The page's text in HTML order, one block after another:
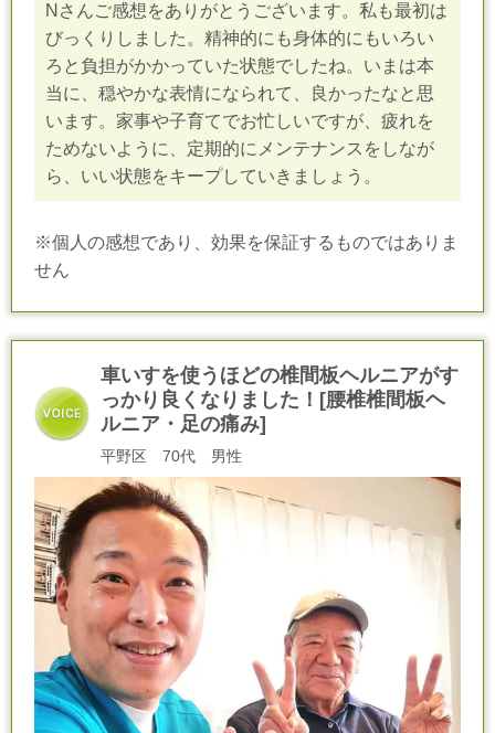
Nさんご感想をありがとうございます。私も最初は
びっくりしました。精神的にも身体的にもいろい
ろと負担がかかっていた状態でしたね。いまは本
当に、穏やかな表情になられて、良かったなと思
います。家事や子育てでお忙しいですが、疲れを
ためないように、定期的にメンテナンスをしなが
ら、いい状態をキープしていきましょう。
※個人の感想であり、効果を保証するものではありま
せん
車いすを使うほどの椎間板ヘルニアがす
っかり良くなりました！[腰椎椎間板ヘ
ルニア・足の痛み]
平野区 70代 男性